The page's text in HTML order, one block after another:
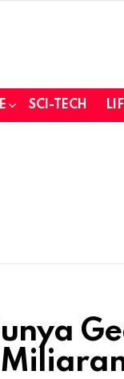
SCI-TECH